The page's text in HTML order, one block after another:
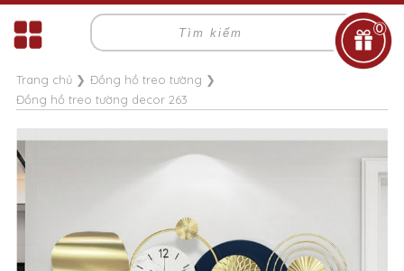
0
Trang chủ❯ Đồng hồ treo tường ❯
Đồng hồ treo tường decor 263